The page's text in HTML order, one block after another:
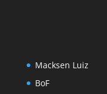
Macksen Luiz
BoF